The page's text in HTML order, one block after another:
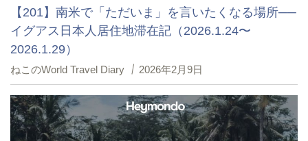
【201】南米で「ただいま」を言いたくなる場所──
イグアス日本人居住地滞在記（2026.1.24〜
2026.1.29）
ねこのWorld Travel Diary 2026年2月9日